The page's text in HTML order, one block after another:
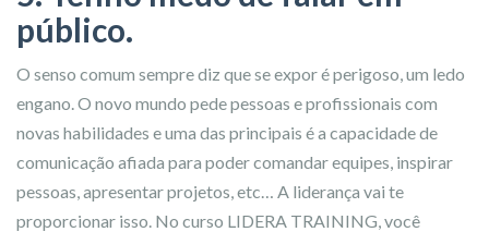
público.
O senso comum sempre diz que se expor é perigoso, um ledo
engano. O novo mundo pede pessoas e profissionais com
novas habilidades e uma das principais é a capacidade de
comunicação afiada para poder comandar equipes, inspirar
pessoas, apresentar projetos, etc… A liderança vai te
proporcionar isso. No curso LIDERA TRAINING, você